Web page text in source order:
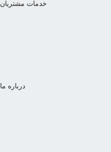
خدمات مشتریان
درباره ما